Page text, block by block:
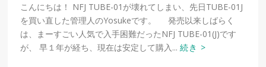
こんにちは！ NFJ TUBE-01が壊れてしまい、先日TUBE-01J
を買い直した管理人のYosukeです。 発売以来しばらく
は、まーすごい人気で入手困難だったNFJ TUBE-01(J)です
が、 早１年が経ち、現在は安定して購入...続き >